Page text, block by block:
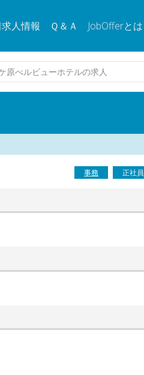
人情報 Ｑ＆Ａ JobOfferとは
べルビューホテルの求人
事務 正社員